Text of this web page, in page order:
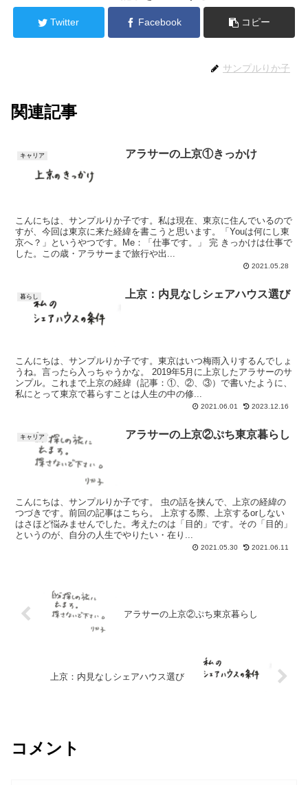
Twitter Facebook コピー
サンプルりか子
関連記事
キャリア アラサーの上京①きっかけ
こんにちは、サンプルりか子です。私は現在、東京に住んでいるので
すが、今回は東京に来た経緯を書こうと思います。「Youは何にし東
京へ？」というやつです。Me：「仕事です。」 完 きっかけは仕事で
した。この歳・アラサーまで旅行や出...
2021.05.28
暮らし 上京：内見なしシェアハウス選び
こんにちは、サンプルりか子です。東京はいつ梅雨入りするんでしょ
うね。言ったら入っちゃうかな。 2019年5月に上京したアラサーのサ
ンプル。これまで上京の経緯（記事：①、②、③）で書いたように、
私にとって東京で暮らすことは人生の中の修...
2021.06.01 2023.12.16
キャリア アラサーの上京②ぷち東京暮らし
こんにちは、サンプルりか子です。 虫の話を挟んで、上京の経緯の
つづきです。前回の記事はこちら。 上京する際、上京するorしない
はさほど悩みませんでした。考えたのは「目的」です。その「目的」
というのが、自分の人生でやりたい・在り...
2021.05.30 2021.06.11
アラサーの上京②ぷち東京暮らし
上京：内見なしシェアハウス選び
コメント